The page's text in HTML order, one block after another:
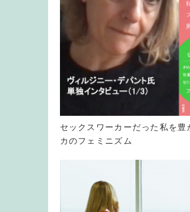
セックスワーカーだった私を豊
カのフェミニズム